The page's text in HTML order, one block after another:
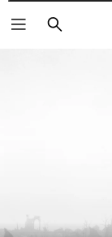
Rechercher